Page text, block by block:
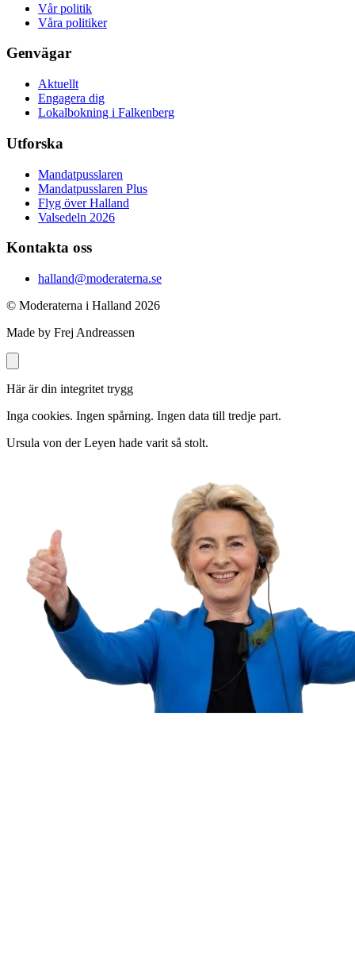
Vår politik
Våra politiker
Genvägar
Aktuellt
Engagera dig
Lokalbokning i Falkenberg
Utforska
Mandatpusslaren
Mandatpusslaren Plus
Flyg över Halland
Valsedeln 2026
Kontakta oss
halland@moderaterna.se
© Moderaterna i Halland 2026
Made by Frej Andreassen
Här är din integritet trygg
Inga cookies. Ingen spårning. Ingen data till tredje part.
Ursula von der Leyen hade varit så stolt.